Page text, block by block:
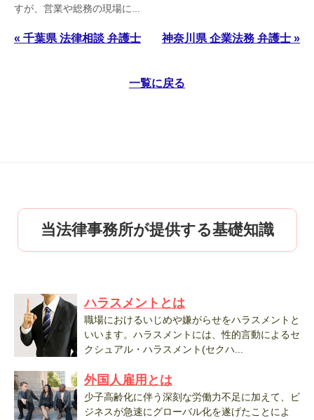
すが、営業や総務の現場に...
« 千葉県 法律相談 弁護士 神奈川県 企業法務 弁護士 »
一覧に戻る
当法律事務所が提供する基礎知識
ハラスメントとは
職場におけるいじめや嫌がらせをハラスメントと
いいます。ハラスメントには、性的言動によるセ
クシュアル・ハラスメント(セクハ...
外国人雇用とは
少子高齢化に伴う深刻な労働力不足に加えて、ビ
ジネスが急速にグローバル化を遂げたことによ